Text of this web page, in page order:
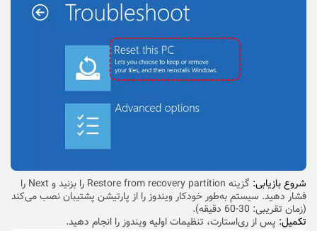
شروع بازیابی:
گزینه Restore from recovery partition را بزنید و Next را
فشار دهید. سیستم به‌طور خودکار ویندوز را از پارتیشن پشتیبان نصب می‌کند
(زمان تقریبی: 30-60 دقیقه).
تکمیل: پس از ری‌استارت، تنظیمات اولیه ویندوز را انجام دهید.